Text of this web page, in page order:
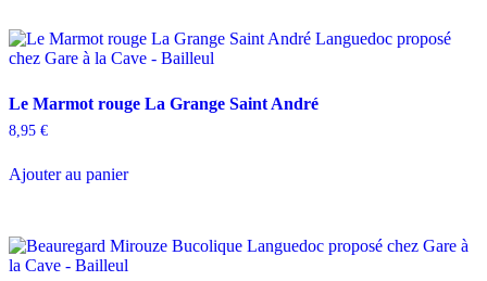
Le Marmot rouge La Grange Saint André
8,95 €
Ajouter au panier